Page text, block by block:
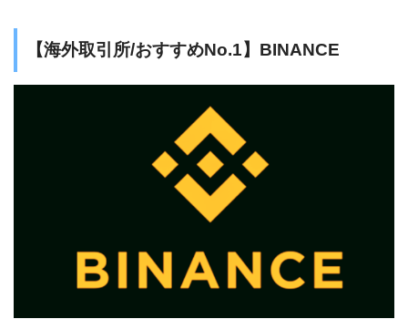
【海外取引所/おすすめNo.1】BINANCE